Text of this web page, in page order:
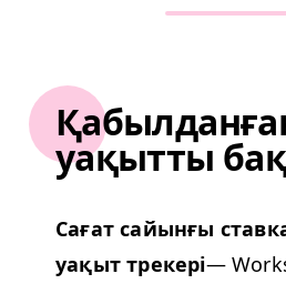
уақытты
Сағат сайынғы
уақыт трекері—